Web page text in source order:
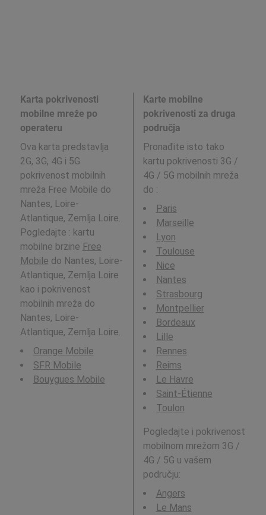
Karta pokrivenosti
mobilne mreže po
operateru
Ova karta predstavlja
2G, 3G, 4G i 5G
pokrivenost mobilnih
mreža Free Mobile do
Nantes, Loire-
Atlantique, Zemlja Loire.
Pogledajte : kartu
mobilne brzine Free
Mobile do Nantes, Loire-
Atlantique, Zemlja Loire
kao i pokrivenost
mobilnih mreža do
Nantes, Loire-
Atlantique, Zemlja Loire.
Orange Mobile
SFR Mobile
Bouygues Mobile
Karte mobilne
pokrivenosti za druga
područja
Pronađite isto tako
kartu pokrivenosti 3G /
4G / 5G mobilnih mreža
do :
Paris
Marseille
Lyon
Toulouse
Nice
Nantes
Strasbourg
Montpellier
Bordeaux
Lille
Rennes
Reims
Le Havre
Saint-Étienne
Toulon
Pogledajte i pokrivenost
mobilnom mrežom 3G /
4G / 5G u vašem
području:
Angers
Le Mans